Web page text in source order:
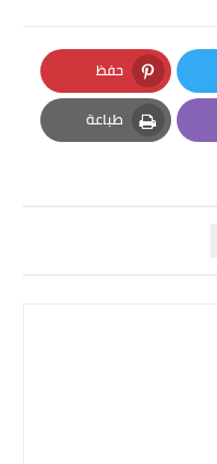
حفظ
Pinterest
طباعة
Print